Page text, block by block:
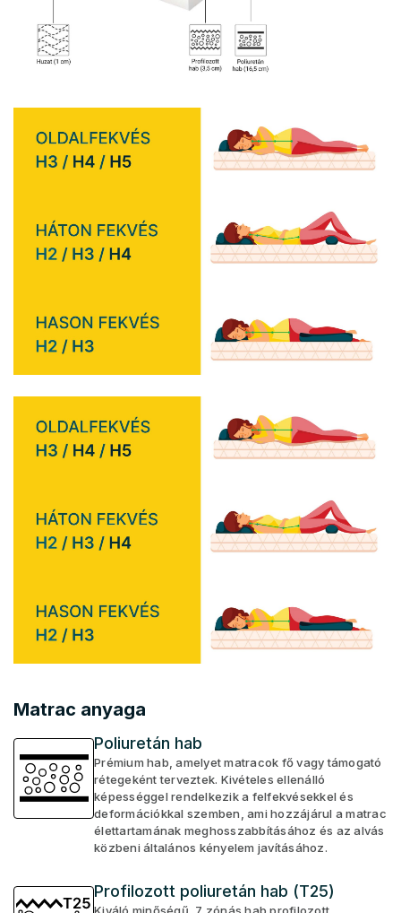
Matrac anyaga
Poliuretán hab
Prémium hab, amelyet matracok fő vagy támogató
rétegeként terveztek. Kivételes ellenálló
képességgel rendelkezik a felfekvésekkel és
deformációkkal szemben, ami hozzájárul a matrac
élettartamának meghosszabbításához és az alvás
közbeni általános kényelem javításához.
Profilozott poliuretán hab (T25)